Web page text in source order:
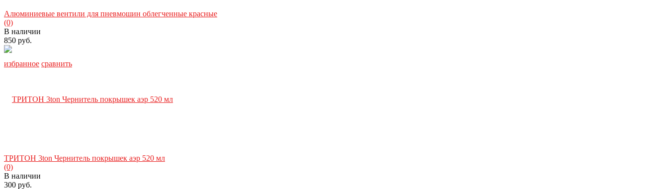
избранное сравнить
Алюминиевые вентили для пневмошин облегченные красные
(0)
В наличии
850 руб.
ТРИТОН 3ton Чернитель покрышек аэр 520 мл
(0)
В наличии
300 руб.